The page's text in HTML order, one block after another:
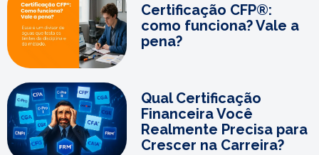
Certificação CFP®:
como funciona? Vale a
pena?
Qual Certificação
Financeira Você
Realmente Precisa para
Crescer na Carreira?